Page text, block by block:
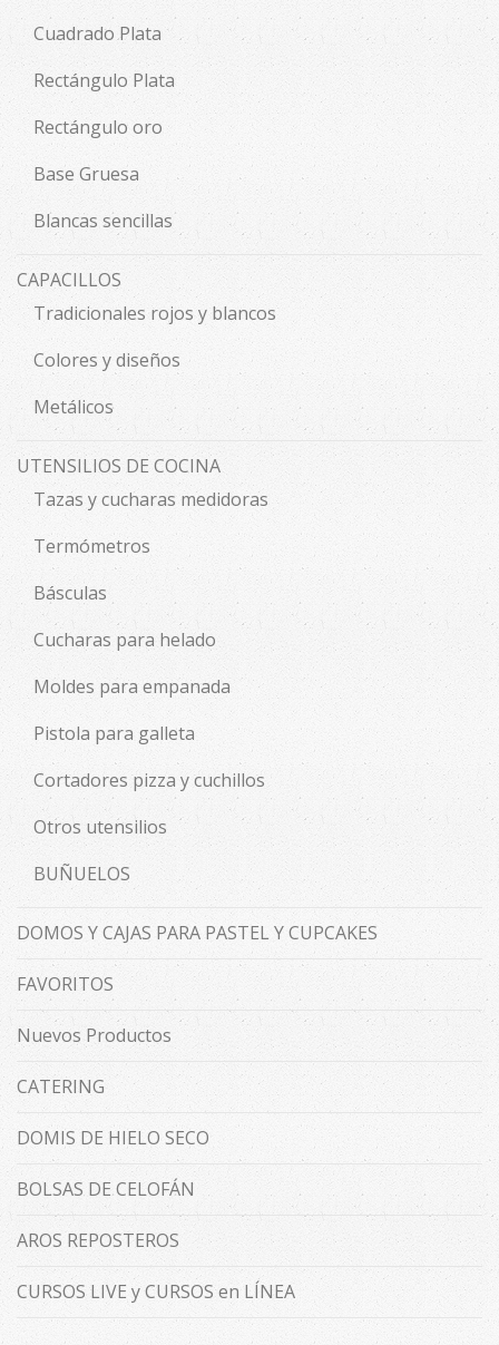
Cuadrado Plata
Rectángulo Plata
Rectángulo oro
Base Gruesa
Blancas sencillas
CAPACILLOS
Tradicionales rojos y blancos
Colores y diseños
Metálicos
UTENSILIOS DE COCINA
Tazas y cucharas medidoras
Termómetros
Básculas
Cucharas para helado
Moldes para empanada
Pistola para galleta
Cortadores pizza y cuchillos
Otros utensilios
BUÑUELOS
DOMOS Y CAJAS PARA PASTEL Y CUPCAKES
FAVORITOS
Nuevos Productos
CATERING
DOMIS DE HIELO SECO
BOLSAS DE CELOFÁN
AROS REPOSTEROS
CURSOS LIVE y CURSOS en LÍNEA